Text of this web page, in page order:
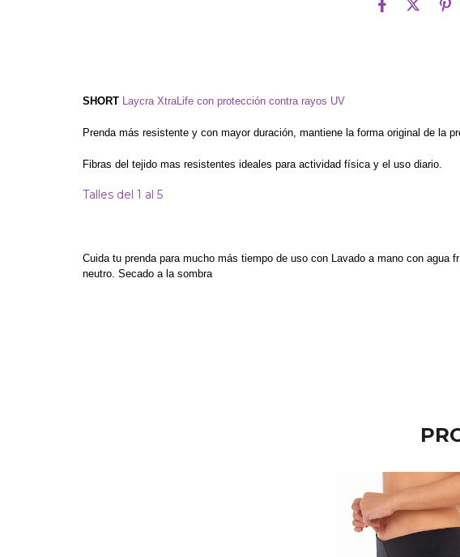
SHORT Laycra XtraLife con protección contra rayos UV
Prenda más resistente y con mayor duración, mantiene la forma original de la
Fibras del tejido mas resistentes ideales para actividad física y el uso diario.
Talles del 1 al 5
Cuida tu prenda para mucho más tiempo de uso con Lavado a mano con agua
neutro. Secado a la sombra